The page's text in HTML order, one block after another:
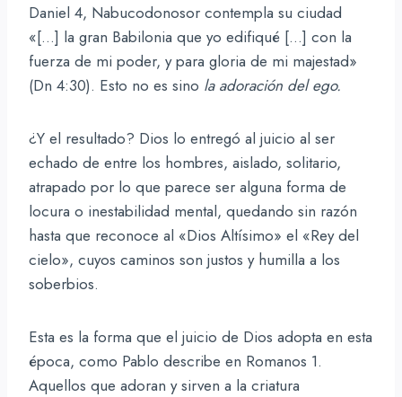
Daniel 4, Nabucodonosor contempla su ciudad
«[…] la gran Babilonia que yo edifiqué […] con la
fuerza de mi poder, y para gloria de mi majestad»
(Dn 4:30). Esto no es sino la adoración del ego.
¿Y el resultado? Dios lo entregó al juicio al ser
echado de entre los hombres, aislado, solitario,
atrapado por lo que parece ser alguna forma de
locura o inestabilidad mental, quedando sin razón
hasta que reconoce al «Dios Altísimo» el «Rey del
cielo», cuyos caminos son justos y humilla a los
soberbios.
Esta es la forma que el juicio de Dios adopta en esta
época, como Pablo describe en Romanos 1.
Aquellos que adoran y sirven a la criatura